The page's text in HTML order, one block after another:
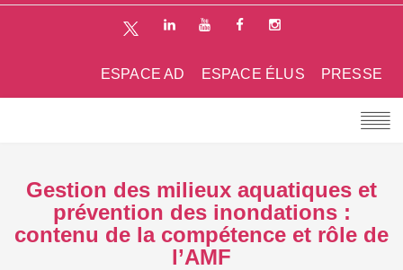
PRESSE
ESPACE ÉLUS
ESPACE AD
Gestion des milieux aquatiques et
prévention des inondations :
contenu de la compétence et rôle de
l’AMF